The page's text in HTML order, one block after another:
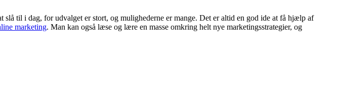
til i dag, for udvalget er stort, og mulighederne er mange. Det er altid en god ide at få hjælp af
marketing. Man kan også læse og lære en masse omkring helt nye marketingsstrategier, og